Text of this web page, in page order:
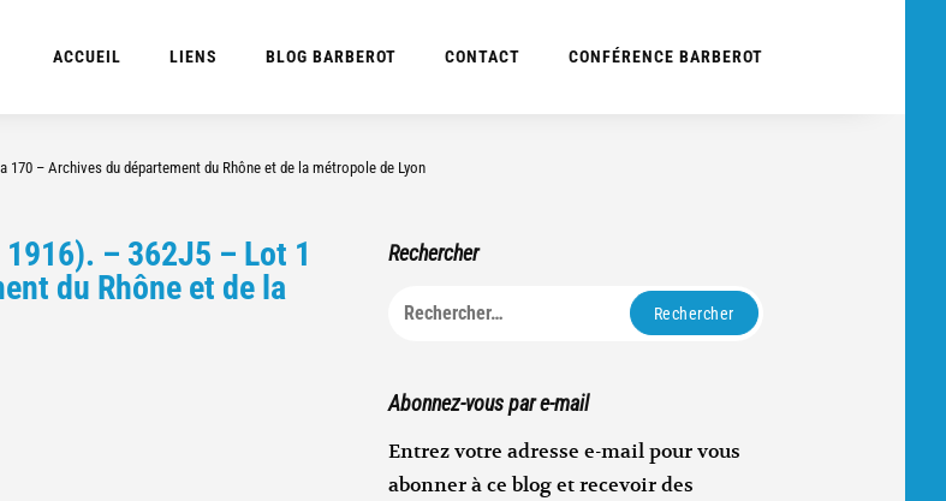
ACCUEIL LIENS BLOG BARBEROT CONTACT CONFÉRENCE BARBEROT
– Archives du département du Rhône et de la métropole de Lyon
– 362J5 – Lot 1
du Rhône et de la
Rechercher
Rechercher :
Abonnez-vous par e-mail
Entrez votre adresse e-mail pour vous
abonner à ce blog et recevoir des